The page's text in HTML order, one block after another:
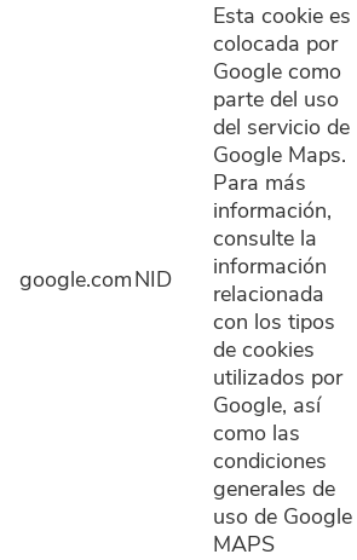
google.comNID
Esta cookie es
colocada por
Google como
parte del uso
del servicio de
Google Maps.
Para más
información,
consulte la
información
relacionada
con los tipos
de cookies
utilizados por
Google, así
como las
condiciones
generales de
uso de Google
MAPS